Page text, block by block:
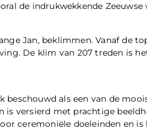
de indrukwekkende
Jan, beklimmen. Vanaf de
De klim van 207 treden is
beschouwd als een van de
is versierd met prachtige
ceremoniële doeleinden en is